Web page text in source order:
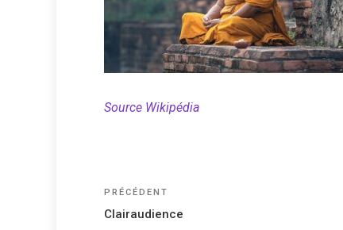
Source Wikipédia
Navigation
de
Article
précédent
PRÉCÉDENT
Clairaudience